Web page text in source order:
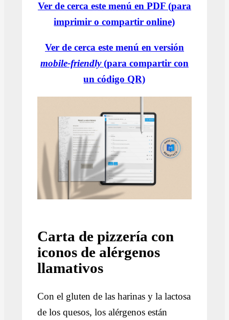
Ver de cerca este menú en PDF (para
imprimir o compartir online)
Ver de cerca este menú en versión
mobile-friendly(para compartir con
un código QR)
Carta de pizzería con
iconos de alérgenos
llamativos
Con el gluten de las harinas y la lactosa
de los quesos, los alérgenos están